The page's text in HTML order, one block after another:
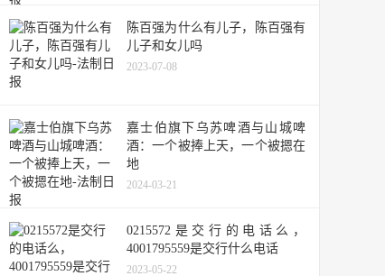
陈百强为什么有儿子，陈百强有
儿子和女儿吗
2023-07-08
嘉士伯旗下乌苏啤酒与山城啤
酒：一个被捧上天，一个被摁在
地
2024-03-21
0215572是交行的电话么，
4001795559是交行什么电话
2023-05-22